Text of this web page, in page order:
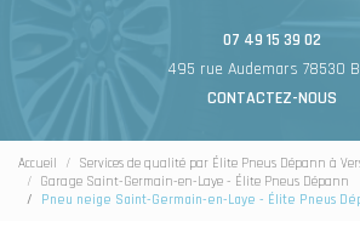
07 49 15 39 02
495 rue Audemars 78530
CONTACTEZ-NOUS
Accueil
Services de qualité par Élite Pneus Dépann à
Garage Saint-Germain-en-Laye - Élite Pneus Dépann
Pneu neige Saint-Germain-en-Laye - Élite Pneus